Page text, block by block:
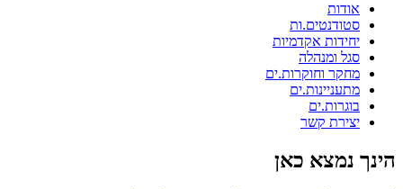
אודות
סטודנטים.ות
יחידות אקדמיות
סגל ומנהלה
מחקר וחוקרות.ים
מתעניינות.ים
בוגרות.ים
יצירת קשר
הינך נמצא כאן